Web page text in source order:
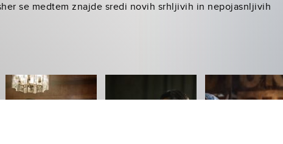
se medtem znajde sredi novih srhljivih in nepojasnljivih